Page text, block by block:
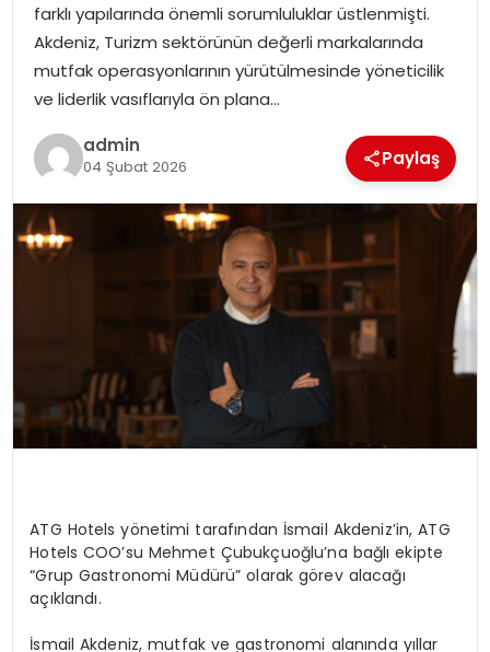
SIYASET
SPOR
TEKNOLOJI
farklı yapılarında önemli sorumluluklar üstlenmişti.
Akdeniz, Turizm sektörünün değerli markalarında
mutfak operasyonlarının yürütülmesinde yöneticilik
ve liderlik vasıflarıyla ön plana…
admin
04 Şubat 2026 Paylaş
ATG Hotels yönetimi tarafından İsmail Akdeniz’in, ATG
Hotels COO’su Mehmet Çubukçuoğlu’na bağlı ekipte
“Grup Gastronomi Müdürü” olarak görev alacağı
açıklandı.
İsmail Akdeniz, mutfak ve gastronomi alanında yıllar